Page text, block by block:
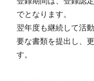
でとなります。
翌年度も継続して活
要な書類を提出し、
す。